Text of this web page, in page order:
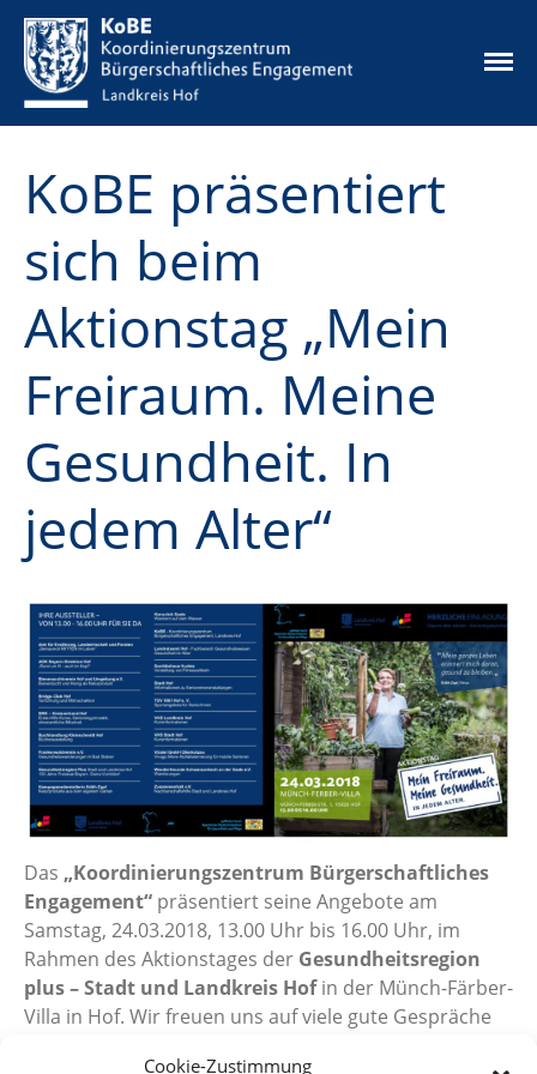
Cookie-Zustimmung
Unsere Angebote
Aktuelles
Mikrofonds
Infos & Downloads
Kontakt
Datenschutz
Impressum
KoBE präsentiert
sich beim
Aktionstag „Mein
Freiraum. Meine
Gesundheit. In
jedem Alter“
Das „Koordinierungszentrum Bürgerschaftliches
Engagement“ präsentiert seine Angebote am
Samstag, 24.03.2018, 13.00 Uhr bis 16.00 Uhr, im
Rahmen des Aktionstages der Gesundheitsregion
plus – Stadt und Landkreis Hofin der Münch-Färber-
Villa in Hof. Wir freuen uns auf viele gute Gespräche